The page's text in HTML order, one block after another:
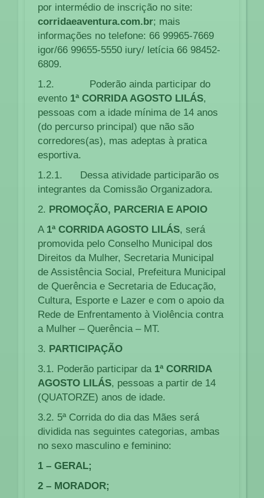
por intermédio de inscrição no site:
corridaeaventura.com.br; mais
informações no telefone: 66 99965-7669
igor/66 99655-5550 iury/ letícia 66 98452-
6809.
1.2. Poderão ainda participar do
evento 1ª CORRIDA AGOSTO LILÁS,
pessoas com a idade mínima de 14 anos
(do percurso principal) que não são
corredores(as), mas adeptas à pratica
esportiva.
1.2.1. Dessa atividade participarão os
integrantes da Comissão Organizadora.
2. PROMOÇÃO, PARCERIA E APOIO
A 1ª CORRIDA AGOSTO LILÁS, será
promovida pelo Conselho Municipal dos
Direitos da Mulher, Secretaria Municipal
de Assistência Social, Prefeitura Municipal
de Querência e Secretaria de Educação,
Cultura, Esporte e Lazer e com o apoio da
Rede de Enfrentamento à Violência contra
a Mulher – Querência – MT.
3. PARTICIPAÇÃO
3.1. Poderão participar da 1ª CORRIDA
AGOSTO LILÁS, pessoas a partir de 14
(QUATORZE) anos de idade.
3.2. 5ª Corrida do dia das Mães será
dividida nas seguintes categorias, ambas
no sexo masculino e feminino:
1 – GERAL;
2 – MORADOR;